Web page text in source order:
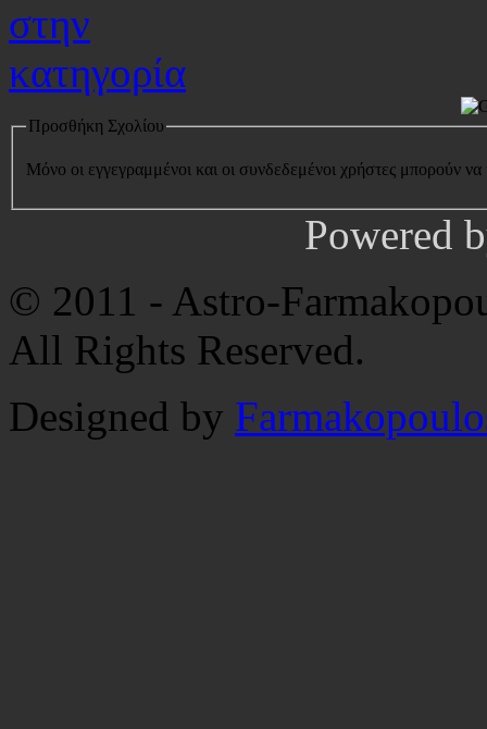
Προσθήκη Σχολίου
Μόνο οι εγγεγραμμένοι και οι συνδεδεμένοι χρήστες μπορούν
Powered
© 2011 - Astro-
All Rights Reserved.
Designed by